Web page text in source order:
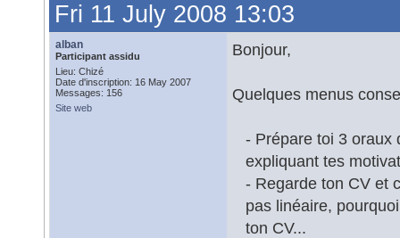
Fri 11 July 2008 13:03
alban
Participant assidu
Lieu: Chizé
Date d'inscription: 16 May 2007
Messages: 156
Site web
Bonjour,
Quelques menus
- Prépare toi 3 oraux
expliquant tes
- Regarde ton CV et
pas linéaire,
ton CV...